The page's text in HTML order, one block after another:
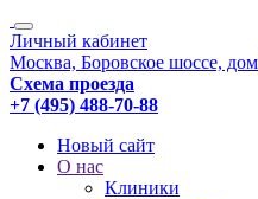
Личный кабинет
Москва, Боровское шоссе,
Схема проезда
+7 (495) 488-70-88
Новый сайт
О нас
Клиники